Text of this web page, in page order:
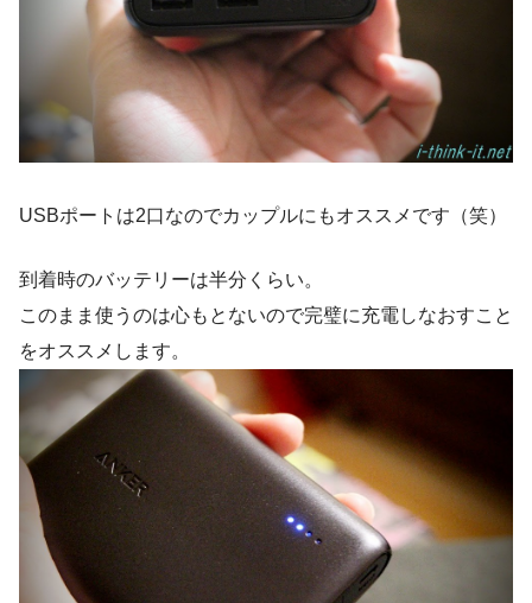
USBポートは2口なのでカップルにもオススメです（笑）
到着時のバッテリーは半分くらい。
このまま使うのは心もとないので完璧に充電しなおすこと
をオススメします。